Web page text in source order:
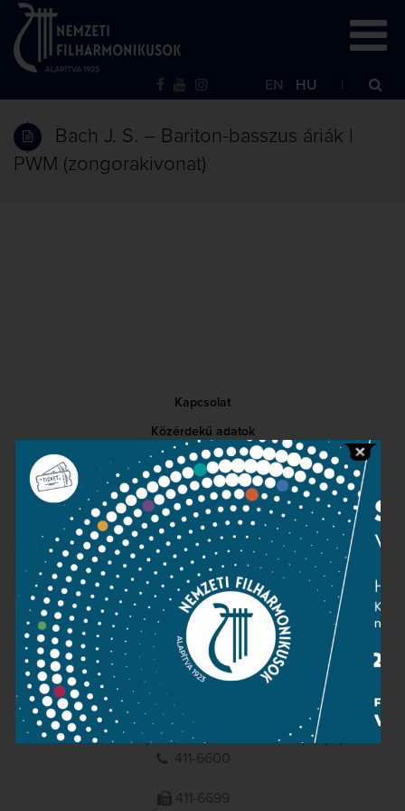
EN HU
Bach J. S. – Bariton-basszus áriák |
PWM (zongorakivonat)
Kapcsolat
Közérdekű adatok
Sajtószoba
Adatvédelem
Impresszum
NEMZETI
FILHARMONIKUSOK
1095 Budapest, Komor Marcell u. 1. (Müpa)
411-6600
411-6699